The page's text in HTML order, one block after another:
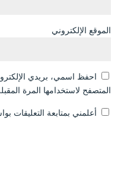
الموقع الإلكتروني
احفظ اسمي، بريدي
المتصفح لاستخدامها المرة
أعلمني بمتابعة التعليقات